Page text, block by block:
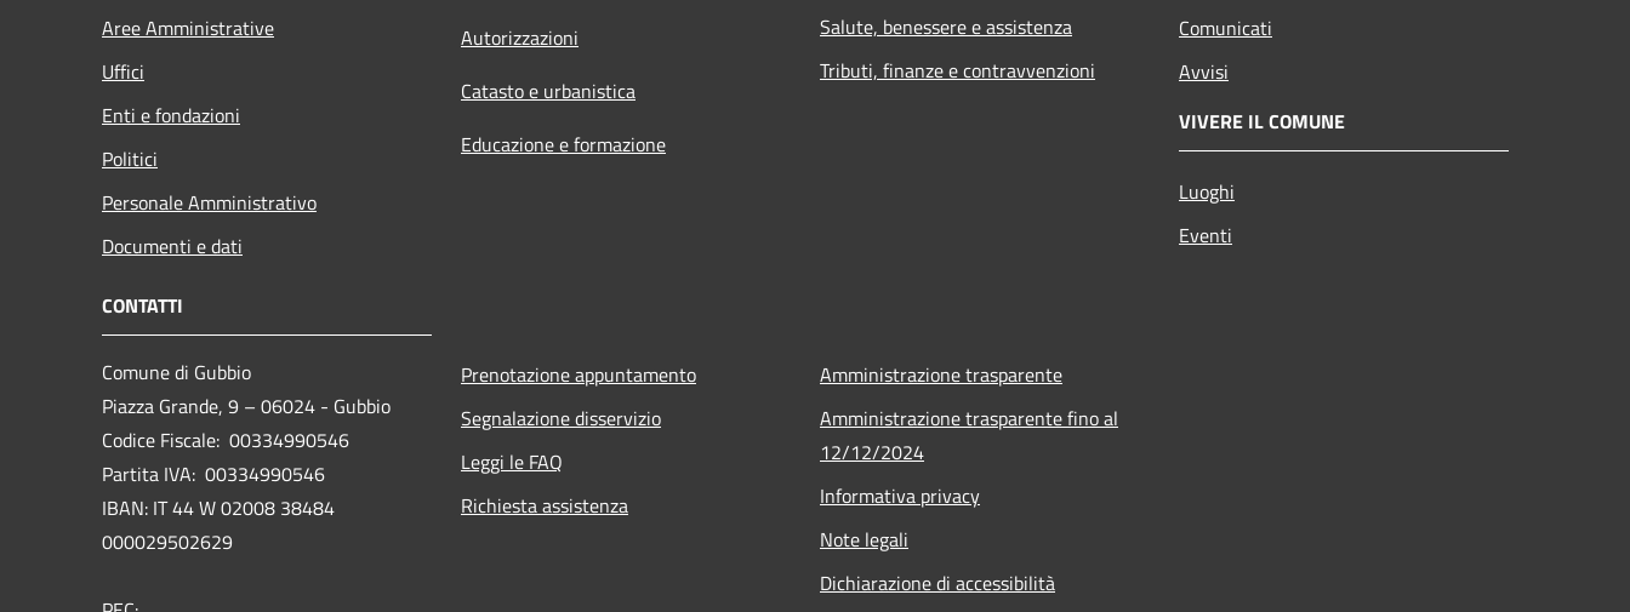
Aree Amministrative
Uffici
Enti e fondazioni
Politici
Personale Amministrativo
Documenti e dati
Autorizzazioni
Catasto e urbanistica
Educazione e formazione
Salute, benessere e assistenza
Tributi, finanze e contravvenzioni
Comunicati
Avvisi
VIVERE IL COMUNE
Luoghi
Eventi
CONTATTI
Comune di Gubbio
Piazza Grande, 9 – 06024 - Gubbio
Codice Fiscale: 00334990546
Partita IVA: 00334990546
IBAN: IT 44 W 02008 38484
000029502629
Prenotazione appuntamento
Segnalazione disservizio
Leggi le FAQ
Richiesta assistenza
Amministrazione trasparente
Amministrazione trasparente fino al
12/12/2024
Informativa privacy
Note legali
Dichiarazione di accessibilità